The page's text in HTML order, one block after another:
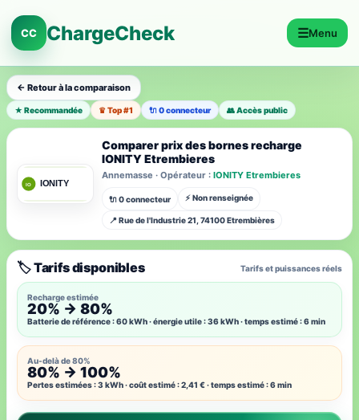
CC ChargeCheck ☰Menu
← Retour à la comparaison
★ Recommandée ♛ Top #1 🔌 0 connecteur 👥 Accès public
Comparer prix des bornes recharge
IONITY Etrembieres
Annemasse · Opérateur : IONITY Etrembieres
🔌 0 connecteur ⚡ Non renseignée
📍 Rue de l'Industrie 21, 74100 Etrembières
🏷️ Tarifs disponibles Tarifs et puissances réels
Recharge estimée
20% → 80%
Batterie de référence : 60 kWh · énergie utile : 36 kWh · temps estimé : 6 min
Au-delà de 80%
80% → 100%
Pertes estimées : 3 kWh · coût estimé : 2,41 € · temps estimé : 6 min